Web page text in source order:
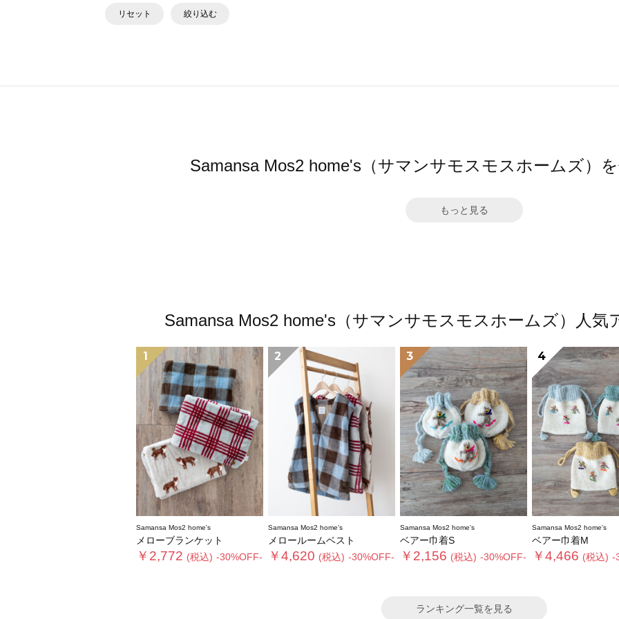
リセット 絞り込む
Samansa Mos2 home's（サマンサモスモスホームズ）
もっと見る
Samansa Mos2 home's（サマンサモスモスホームズ）人気
1
Samansa Mos2 home's
メローブランケット
￥2,772 (税込) -30%OFF-
2
Samansa Mos2 home's
メロールームベスト
￥4,620 (税込) -30%OFF-
3
Samansa Mos2 home's
ベアー巾着S
￥2,156 (税込) -30%OFF-
4
Samansa Mos2 home's
ベアー巾着M
￥4,466 (税込) -
ランキング一覧を見る